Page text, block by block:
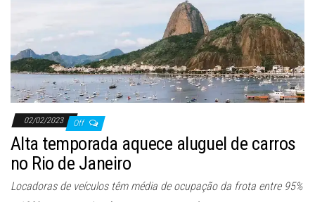
02/02/2023 Off
Alta temporada aquece aluguel de carros
no Rio de Janeiro
Locadoras de veículos têm média de ocupação da frota entre 95%